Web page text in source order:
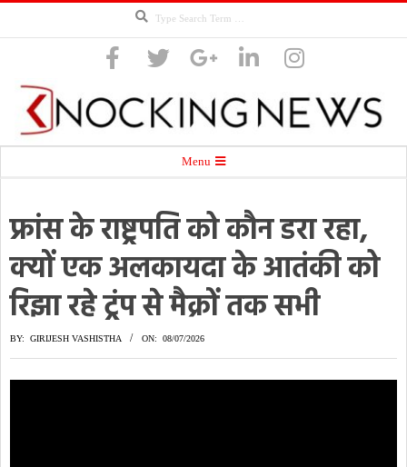
Knocking
News
Menu
फ्रांस के राष्ट्रपति को कौन डरा रहा,
क्यों एक अलकायदा के आतंकी को
रिझा रहे ट्रंप से मैक्रों तक सभी
BY: GIRIJESH VASHISTHA ON: 08/07/2026